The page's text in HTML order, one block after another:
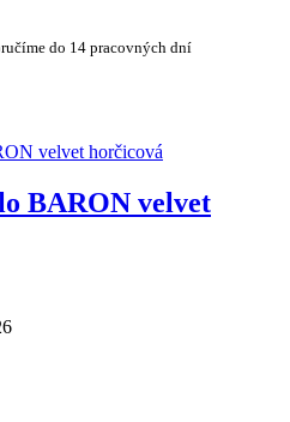
do 14 pracovných dní
BARON velvet